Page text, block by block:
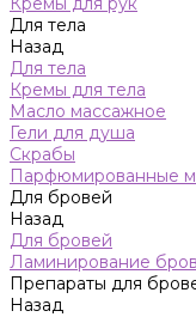
Для тела
Назад
Для тела
Кремы для тела
Масло массажное
Гели для душа
Скрабы
Парфюмированные
Для бровей
Назад
Для бровей
Ламинирование
Препараты для
Назад